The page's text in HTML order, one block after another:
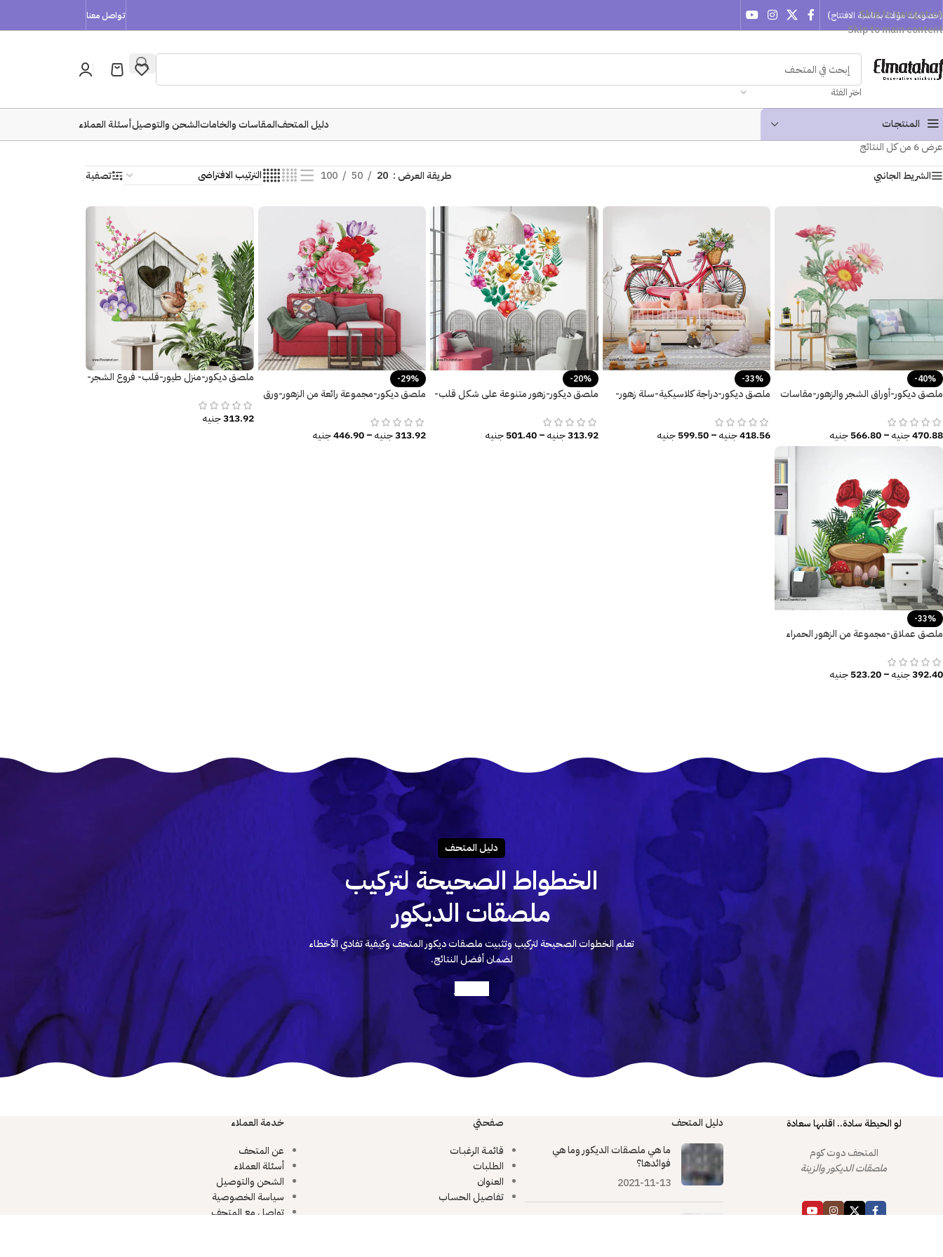
Skip to navigation
Skip to main content
(خصومات مؤقتة بمناسبة الافتتاح) تواصل معنا
اختر الفئة
المنتجـات دليل المتحفالمقاسات والخاماتالشحن والتوصيلأسئلة العملاء
عرض ⁦6⁩ من كل النتائج
الشريط الجانبي
طريقة العرض 20
50
100 تصفية
-40%
ملصق ديكور-أوراق الشجر والزهور-مقاسات
470.88جنيه–
566.80جنيه
-33%
ملصق ديكور-دراجة كلاسيكية-سلة زهور-
418.56جنيه –
599.50جنيه
-20%
ملصق ديكور-زهور متنوعة على شكل قلب-
313.92جنيه–
501.40جنيه
-29%
ملصق ديكور-مجموعة رائعة من الزهور-ورق
313.92جنيه –
446.90جنيه
ملصق ديكور-منزل طيور-قلب- فروع الشجر-
313.92جنيه
-33%
ملصق عملاق-مجموعة من الزهور الحمراء
392.40جنيه–
523.20جنيه
دليـل المتحـف
الخطواط الصحيحة لتركيب
ملصقات الديكور
تعلم الخطوات الصحيحة لتركيب وتثبيت ملصقات ديكور المتحف وكيفية تفادي الأخطاء
لضمان أفضل النتائج.
لو الحيطة سادة.. اقلبها سعادة
المتحف دوت كوم
ملصقات الديكور والزينة
دليل المتحف
ما هي ملصقات الديكور وما هي
فوائدها؟
2021-11-13
صفحتي
قائمـة الرغبـات
الطلبات
العنوان
تفاصيل الحساب
خدمة العملاء
عن المتحف
أسئلة العملاء
الشحن والتوصيل
سياسة الخصوصية
تواصل مع المتحف